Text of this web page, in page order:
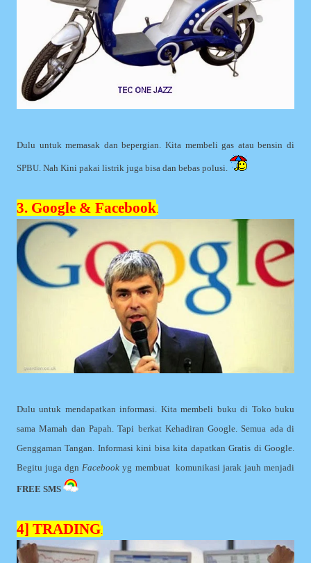
Dulu untuk memasak dan bepergian. Kita membeli gas atau bensin di
SPBU. Nah Kini pakai listrik juga bisa dan bebas polusi.
3. Google & Facebook
Dulu untuk mendapatkan informasi. Kita membeli buku di Toko buku
sama Mamah dan Papah. Tapi berkat Kehadiran Google. Semua ada di
Genggaman Tangan. Informasi kini bisa kita dapatkan Gratis di Google.
Begitu juga dgnFacebook yg membuat komunikasi jarak jauh menjadi
FREE SMS
4] TRADING.